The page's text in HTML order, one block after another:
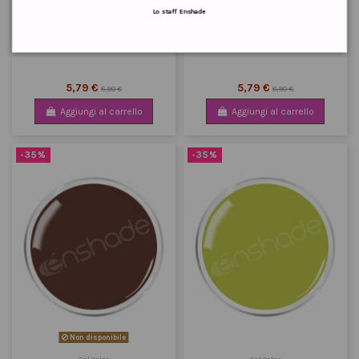
5,79 € 8,90 €
Aggiungi al carrello
5,79 €8,90 €
Aggiungi al carrello
-35%
Non disponibile
-35%
Lo staff Enshade